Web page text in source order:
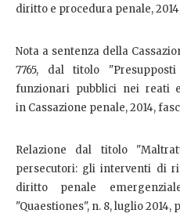
diritto e procedura penale,
Nota a sentenza della
7765, dal titolo
funzionari pubblici nei reati
in Cassazione penale, 2014,
Relazione dal titolo
persecutori: gli interventi di
diritto penale
"Quaestiones", n. 8, luglio 2014,